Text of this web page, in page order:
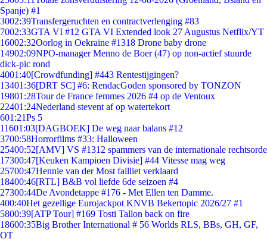
Spanje) #1
3002:39Transfergeruchten en contractverlenging #83
7002:33GTA VI #12 GTA VI Extended look 27 Augustus Netflix/YT
16002:32Oorlog in Oekraïne #1318 Drone baby drone
14902:09NPO-manager Menno de Boer (47) op non-actief stuurde
dick-pic rond
4001:40[Crowdfunding] #443 Rentestijgingen?
13401:36[DRT SC] #6: RendacGoden sponsored by TONZON
19801:28Tour de France femmes 2026 #4 op de Ventoux
22401:24Nederland stevent af op watertekort
601:21Ps 5
11601:03[DAGBOEK] De weg naar balans #12
3700:58Horrorfilms #33: Halloween
25400:52[AMV] VS #1312 spammers van de internationale rechtsorde
17300:47[Keuken Kampioen Divisie] #44 Vitesse mag weg
25700:47Hennie van der Most failliet verklaard
18400:46[RTL] B&B vol liefde 6de seizoen #4
27300:44De Avondetappe #176 - Met Ellen ten Damme.
400:40Het gezellige Eurojackpot KNVB Bekertopic 2026/27 #1
5800:39[ATP Tour] #169 Tosti Tallon back on fire
18600:35Big Brother International # 56 Worlds RLS, BBs, GH, GF,
OT